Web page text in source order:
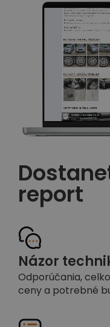
report
Názor
Odporúčania,
ceny a potrebné